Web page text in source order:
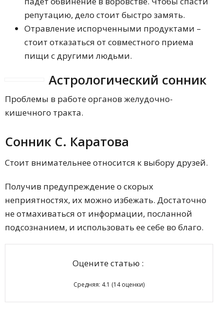
репутацию, дело стоит быстро замять.
Отравление испорченными продуктами –
стоит отказаться от совместного приема
пищи с другими людьми.
Астрологический сонник
Проблемы в работе органов желудочно-
кишечного тракта.
Сонник С. Каратова
Стоит внимательнее относится к выбору друзей.
Получив предупреждение о скорых
неприятностях, их можно избежать. Достаточно
не отмахиваться от информации, посланной
подсознанием, и использовать ее себе во благо.
Оцените статью :
Средняя: 4.1 (14оценки)